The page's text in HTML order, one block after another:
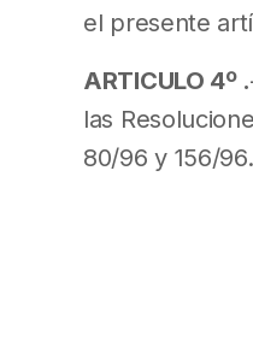
el presente
ARTICULO 4º .
las
80/96 y 156/96.